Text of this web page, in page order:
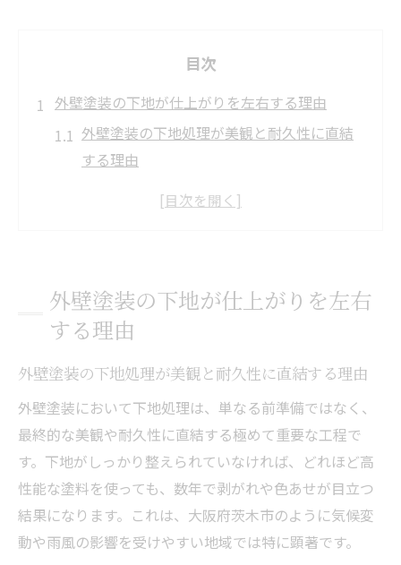
目次
外壁塗装の下地が仕上がりを左右する理由
外壁塗装の下地処理が美観と耐久性に直結
する理由
下地の状態が外壁塗装の持ちを左右する仕
外壁塗装で失敗しないための下地選びのポ
イント
外壁塗装における下地と塗装会社の重要な
茨木市で安心できる外壁塗装の下地工程とは
茨木市の外壁塗装で重視される下地処理の
流れ
外壁塗装の下地が仕上がりを左右
する理由
外壁塗装の下地処理が美観と耐久性に直結する理由
外壁塗装において下地処理は、単なる前準備ではなく、
最終的な美観や耐久性に直結する極めて重要な工程で
す。下地がしっかり整えられていなければ、どれほど高
性能な塗料を使っても、数年で剥がれや色あせが目立つ
結果になります。これは、大阪府茨木市のように気候変
動や雨風の影響を受けやすい地域では特に顕著です。